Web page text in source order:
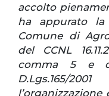
accolto
ha appurato
Comune di
del CCNL
comma 5 e
D.Lgs.165/